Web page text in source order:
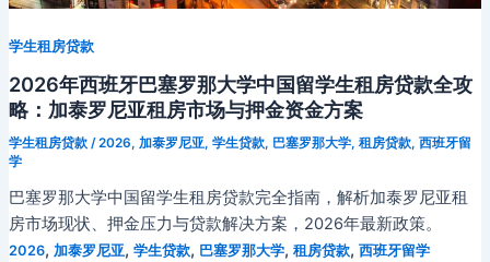
攻
略：
法
国
餐
饮
工
作
学生租房贷款
2026年西班牙巴塞罗那大学中国留学生租房贷款全攻
略：加泰罗尼亚租房市场与押金资金方案
学生租房贷款/2026, 加泰罗尼亚, 学生贷款, 巴塞罗那大学, 租房贷款, 西班牙留
学
巴塞罗那大学中国留学生租房贷款完全指南，解析加泰罗尼亚租
房市场现状、押金压力与贷款解决方案，2026年最新政策。
2026, 加泰罗尼亚, 学生贷款, 巴塞罗那大学, 租房贷款, 西班牙留学